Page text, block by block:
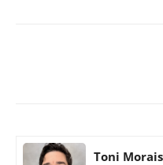
Toni Morais